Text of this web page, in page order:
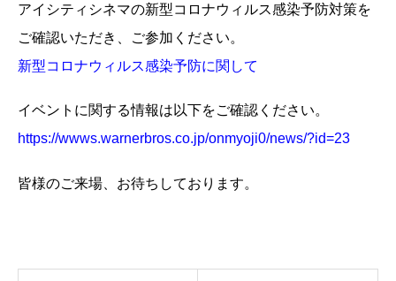
アイシティシネマの新型コロナウィルス感染予防対策を
ご確認いただき、ご参加ください。
新型コロナウィルス感染予防に関して
イベントに関する情報は以下をご確認ください。
https://wwws.warnerbros.co.jp/onmyoji0/news/?id=23
皆様のご来場、お待ちしております。